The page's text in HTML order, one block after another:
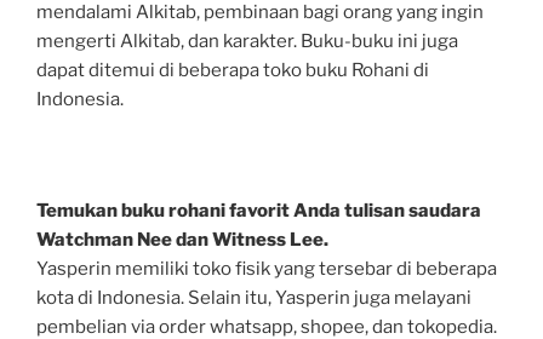
mendalami Alkitab, pembinaan bagi orang yang ingin
mengerti Alkitab, dan karakter. Buku-buku ini juga
dapat ditemui di beberapa toko buku Rohani di
Indonesia.
Temukan buku rohani favorit Anda tulisan saudara
Watchman Nee dan Witness Lee.
Yasperin memiliki toko fisik yang tersebar di beberapa
kota di Indonesia. Selain itu, Yasperin juga melayani
pembelian via order whatsapp, shopee, dan tokopedia.